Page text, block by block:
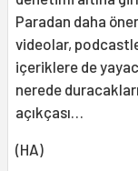
Paradan daha
videolar,
içeriklere de
nerede
açıkçası…
(HA)